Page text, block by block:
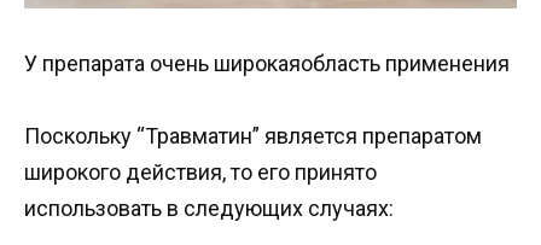
У препарата очень широкаяобласть применения
Поскольку “Травматин” является препаратом
широкого действия, то его принято
использовать в следующих случаях: